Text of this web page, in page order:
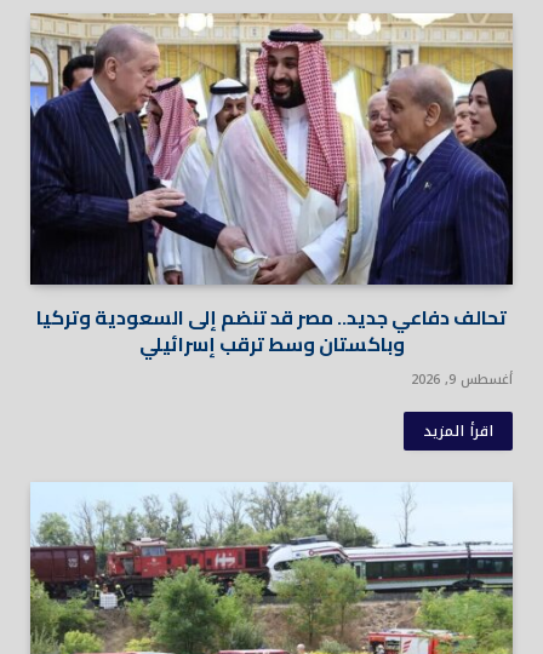
تحالف دفاعي جديد.. مصر قد تنضم إلى السعودية وتركيا
وباكستان وسط ترقب إسرائيلي
أغسطس 9, 2026
اقرأ المزيد